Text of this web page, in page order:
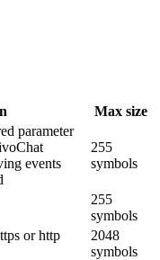
Max size
parameter
events
255
symbols
255
symbols
or http
2048
symbols